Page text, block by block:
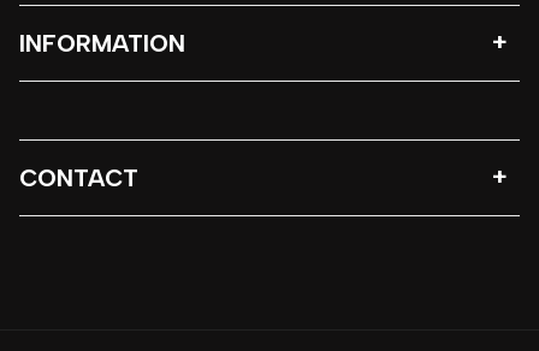
INFORMATION
CONTACT